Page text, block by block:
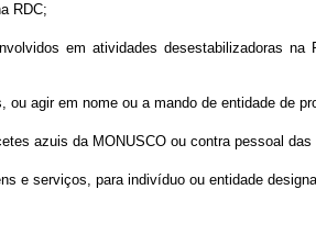
RDC;
em atividades desestabilizadoras
agir em nome ou a mando de entidade de
azuis da MONUSCO ou contra pessoal
e serviços, para indivíduo ou entidade